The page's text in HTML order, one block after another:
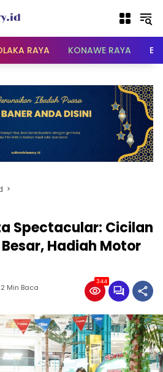
RAYA KONAWE RAYA
Spectacular: Cicilan
Hadiah Motor
2 Min Baca
344